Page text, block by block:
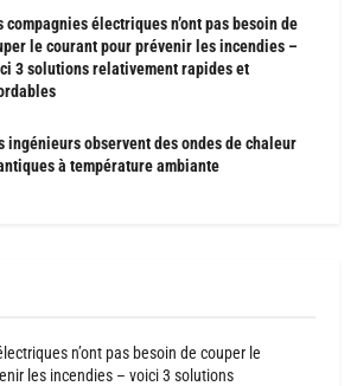
compagnies électriques n’ont pas besoin de
le courant pour prévenir les incendies –
3 solutions relativement rapides et
ingénieurs observent des ondes de chaleur
à température ambiante
n’ont pas besoin de couper le
les incendies – voici 3 solutions